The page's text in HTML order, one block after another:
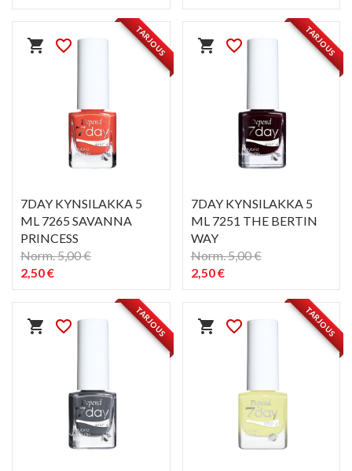
shopping_cart favorite_border TARJOUS
7DAY KYNSILAKKA 5
ML 7265 SAVANNA
PRINCESS
Norm. 5,00 €
2,50 €
shopping_cart favorite_border TARJOUS
7DAY KYNSILAKKA 5
ML 7251 THE BERTIN
WAY
Norm. 5,00 €
2,50 €
shopping_cart favorite_border TARJOUS shopping_cart favorite_border TARJOUS